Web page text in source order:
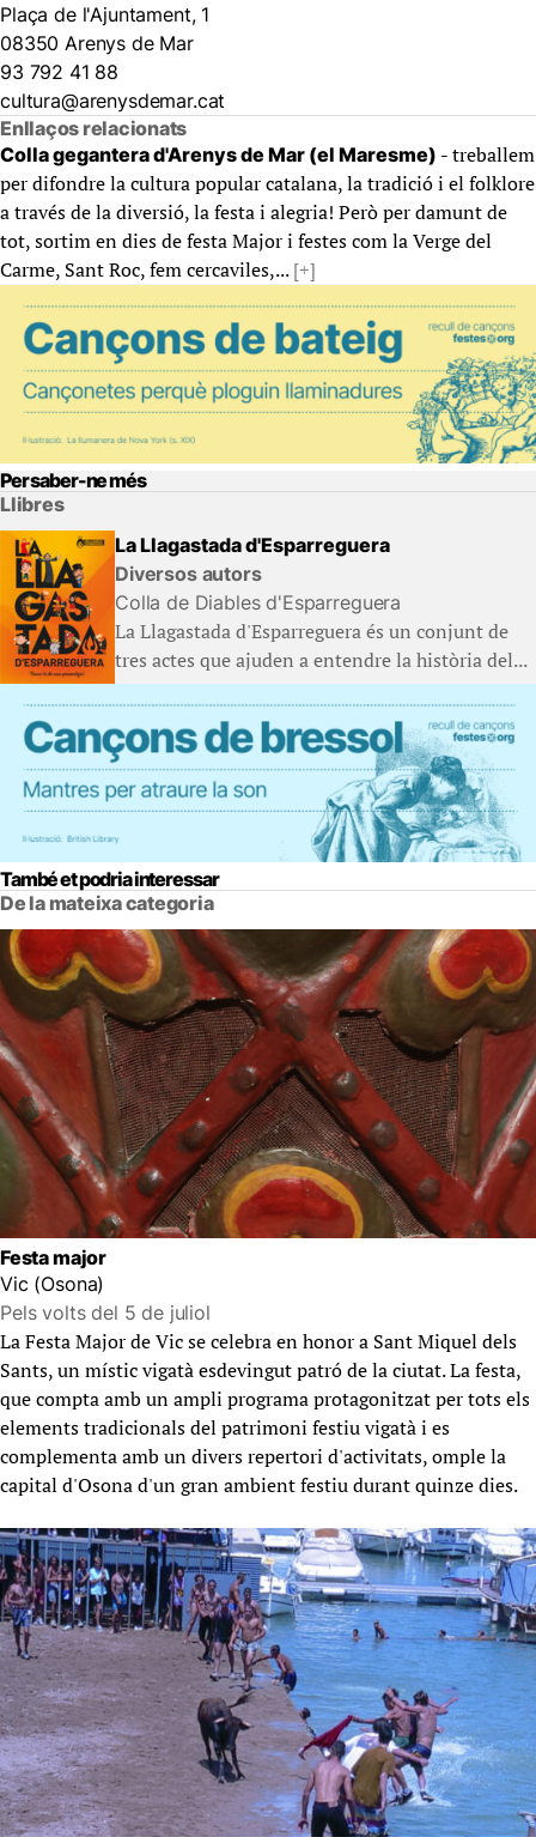
Plaça de l'Ajuntament, 1
08350 Arenys de Mar
93 792 41 88
cultura@arenysdemar.cat
Enllaços relacionats
Colla gegantera d'Arenys de Mar (el Maresme) - treballem
per difondre la cultura popular catalana, la tradició i el folklore
a través de la diversió, la festa i alegria! Però per damunt de
tot, sortim en dies de festa Major i festes com la Verge del
Carme, Sant Roc, fem cercaviles,...[+]
Per saber-ne més
Llibres
La Llagastada d'Esparreguera
Diversos autors
Colla de Diables d'Esparreguera
La Llagastada d'Esparreguera és un conjunt de
tres actes que ajuden a entendre la història del...
També et podria interessar
De la mateixa categoria
Festa major
Vic (Osona)
Pels volts del 5 de juliol
La Festa Major de Vic se celebra en honor a Sant Miquel dels
Sants, un místic vigatà esdevingut patró de la ciutat. La festa,
que compta amb un ampli programa protagonitzat per tots els
elements tradicionals del patrimoni festiu vigatà i es
complementa amb un divers repertori d'activitats, omple la
capital d'Osona d'un gran ambient festiu durant quinze dies.